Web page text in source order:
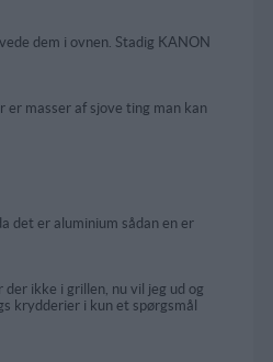
dem i ovnen. Stadig KANON
masser af sjove ting man kan
det er aluminium sådan en er
ikke i grillen, nu vil jeg ud og
krydderier i kun et spørgsmål